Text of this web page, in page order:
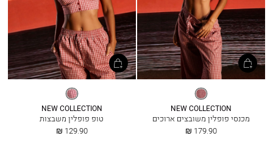
משבצות
NEW COLLECTION
מכנסי פופלין משובצים ארוכים
החל
179.90 ₪
משבצות
NEW COLLECTION
טופ פופלין משבצות
החל
129.90 ₪